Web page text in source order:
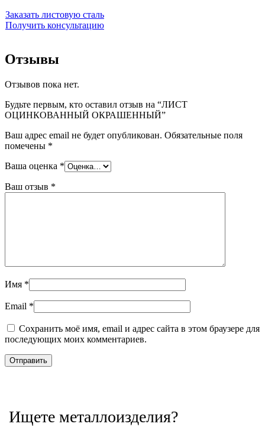
Заказать листовую сталь
Получить консультацию
Отзывы
Отзывов пока нет.
Будьте первым, кто оставил отзыв на “ЛИСТ
ОЦИНКОВАННЫЙ ОКРАШЕННЫЙ”
Ваш адрес email не будет опубликован. Обязательные поля
помечены *
Ваша оценка *
Ваш отзыв *
Имя *
Email *
Сохранить моё имя, email и адрес сайта в этом браузере для
последующих моих комментариев.
Ищете металлоизделия?